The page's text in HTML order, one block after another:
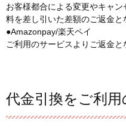
お客様都合による変更やキャ
料を差し引いた差額のご返金と
●Amazonpay/楽天ペイ
ご利用のサービスよりご返金と
代金引換をご利用